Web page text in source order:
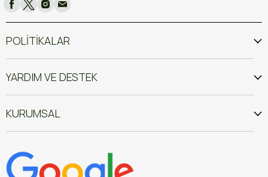
POLİTİKALAR
YARDIM VE DESTEK
KURUMSAL